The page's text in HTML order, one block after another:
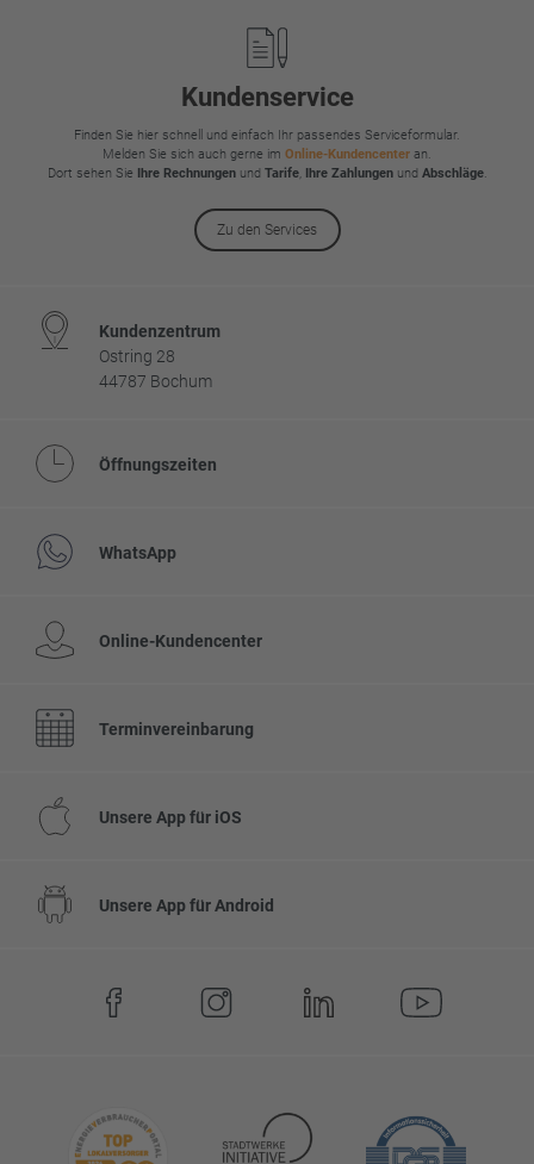
Kundenservice
Finden Sie hier schnell und einfach Ihr passendes Serviceformular.
Melden Sie sich auch gerne im Online-Kundencenter an.
Dort sehen Sie Ihre Rechnungenund Tarife, Ihre Zahlungenund Abschläge.
Zu den Services
Kundenzentrum
Ostring 28
44787 Bochum
Öffnungszeiten
WhatsApp
Online-Kundencenter
Terminvereinbarung
Unsere App für iOS
Unsere App für Android